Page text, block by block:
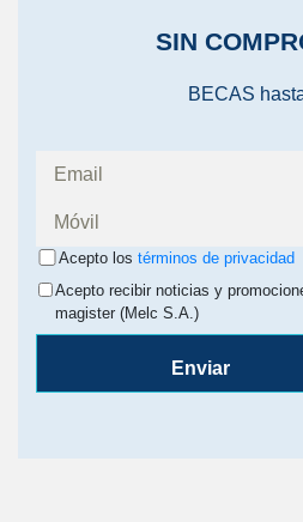
SIN
BECAS
Acepto los términos de privacidad
Acepto recibir noticias y
magister (Melc S.A.)
Enviar